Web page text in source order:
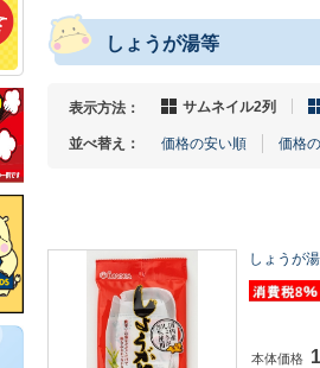
しょうが湯等
表示方法： サムネイル2列
並べ替え： 価格の安い順 価格
しょうが
本体価格